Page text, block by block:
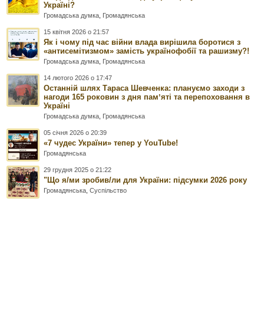
Україні?
Громадська думка Громадянська
15 квітня 2026 о 21:57
Як і чому під час війни влада вирішила боротися з
«антисемітизмом» замість українофобії та рашизму?!
Громадська думка Громадянська
14 лютого 2026 о 17:47
Останній шлях Тараса Шевченка: плануємо заходи з
нагоди 165 роковин з дня памʼяті та перепоховання в
Україні
Громадська думка Громадянська
05 січня 2026 о 20:39
«7 чудес України» тепер у YouTube!
Громадянська
29 грудня 2025 о 21:22
"Що я/ми зробив/ли для України: підсумки 2026 року
Громадянська ,Суспільство